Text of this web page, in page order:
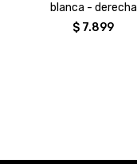
blanca - derecha
$ 7.899